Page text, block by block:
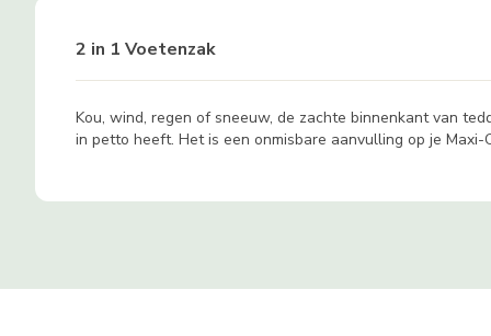
2 in 1 Voetenzak
Kou, wind, regen of sneeuw, de zachte binnenkant van
in petto heeft. Het is een onmisbare aanvulling op je